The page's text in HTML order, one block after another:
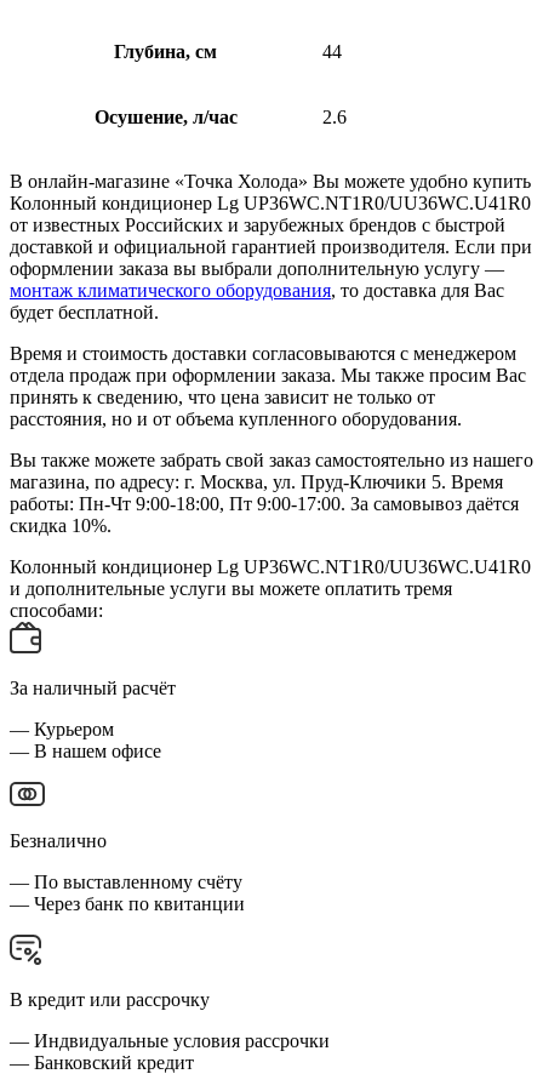
Глубина, см 44
Осушение, л/час 2.6
В онлайн-магазине «Точка Холода» Вы можете удобно купить
Колонный кондиционер Lg UP36WC.NT1R0/UU36WC.U41R0
от известных Российских и зарубежных брендов с быстрой
доставкой и официальной гарантией производителя. Если при
оформлении заказа вы выбрали дополнительную услугу —
монтаж климатического оборудования, то доставка для Вас
будет бесплатной.
Время и стоимость доставки согласовываются с менеджером
отдела продаж при оформлении заказа. Мы также просим Вас
принять к сведению, что цена зависит не только от
расстояния, но и от объема купленного оборудования.
Вы также можете забрать свой заказ самостоятельно из нашего
магазина, по адресу: г. Москва, ул. Пруд-Ключики 5. Время
работы: Пн-Чт 9:00-18:00, Пт 9:00-17:00. За самовывоз даётся
скидка 10%.
Колонный кондиционер Lg UP36WC.NT1R0/UU36WC.U41R0
и дополнительные услуги вы можете оплатить тремя
способами:
За наличный расчёт
— Курьером
— В нашем офисе
Безналично
— По выставленному счёту
— Через банк по квитанции
В кредит или рассрочку
— Индвидуальные условия рассрочки
— Банковский кредит